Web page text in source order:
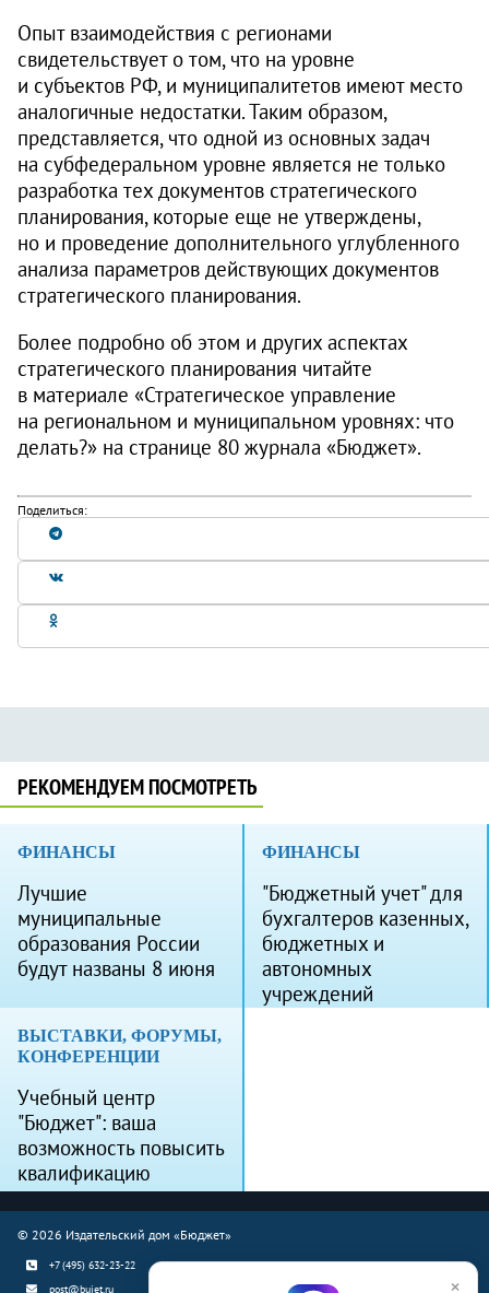
Опыт взаимодействия с регионами
свидетельствует о том, что на уровне
и субъектов РФ, и муниципалитетов имеют место
аналогичные недостатки. Таким образом,
представляется, что одной из основных задач
на субфедеральном уровне является не только
разработка тех документов стратегического
планирования, которые еще не утверждены,
но и проведение дополнительного углуб­ленного
анализа параметров действующих документов
стратегического планирования.
Более подробно об этом и других аспектах
стратегического планирования читайте
в материале «Стратегическое управление
на региональном и муниципальном уровнях: что
делать?» на странице 80 журнала «Бюджет».
Поделиться:
РЕКОМЕНДУЕМ ПОСМОТРЕТЬ
ФИНАНСЫ
Лучшие
муниципальные
образования России
будут названы 8 июня
ФИНАНСЫ
"Бюджетный учет" для
бухгалтеров казенных,
бюджетных и
автономных
учреждений
ВЫСТАВКИ, ФОРУМЫ,
КОНФЕРЕНЦИИ
Учебный центр
"Бюджет": ваша
возможность повысить
квалификацию
© 2026 Издательский дом «Бюджет»
+7 (495) 632-23-22
post@bujet.ru
×